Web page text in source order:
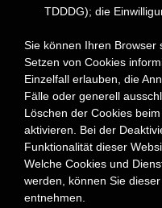
TDDDG); die
Sie können Ihren Browser
Setzen von Cookies
Einzelfall erlauben, die
Fälle oder generell
Löschen der Cookies
aktivieren. Bei der
Funktionalität dieser
Welche Cookies und
werden, können Sie
entnehmen.